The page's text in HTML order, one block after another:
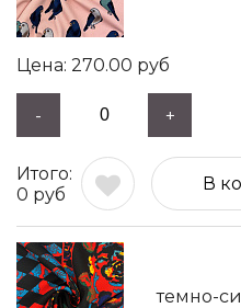
270.00 руб
- +
0 руб
В
темно-